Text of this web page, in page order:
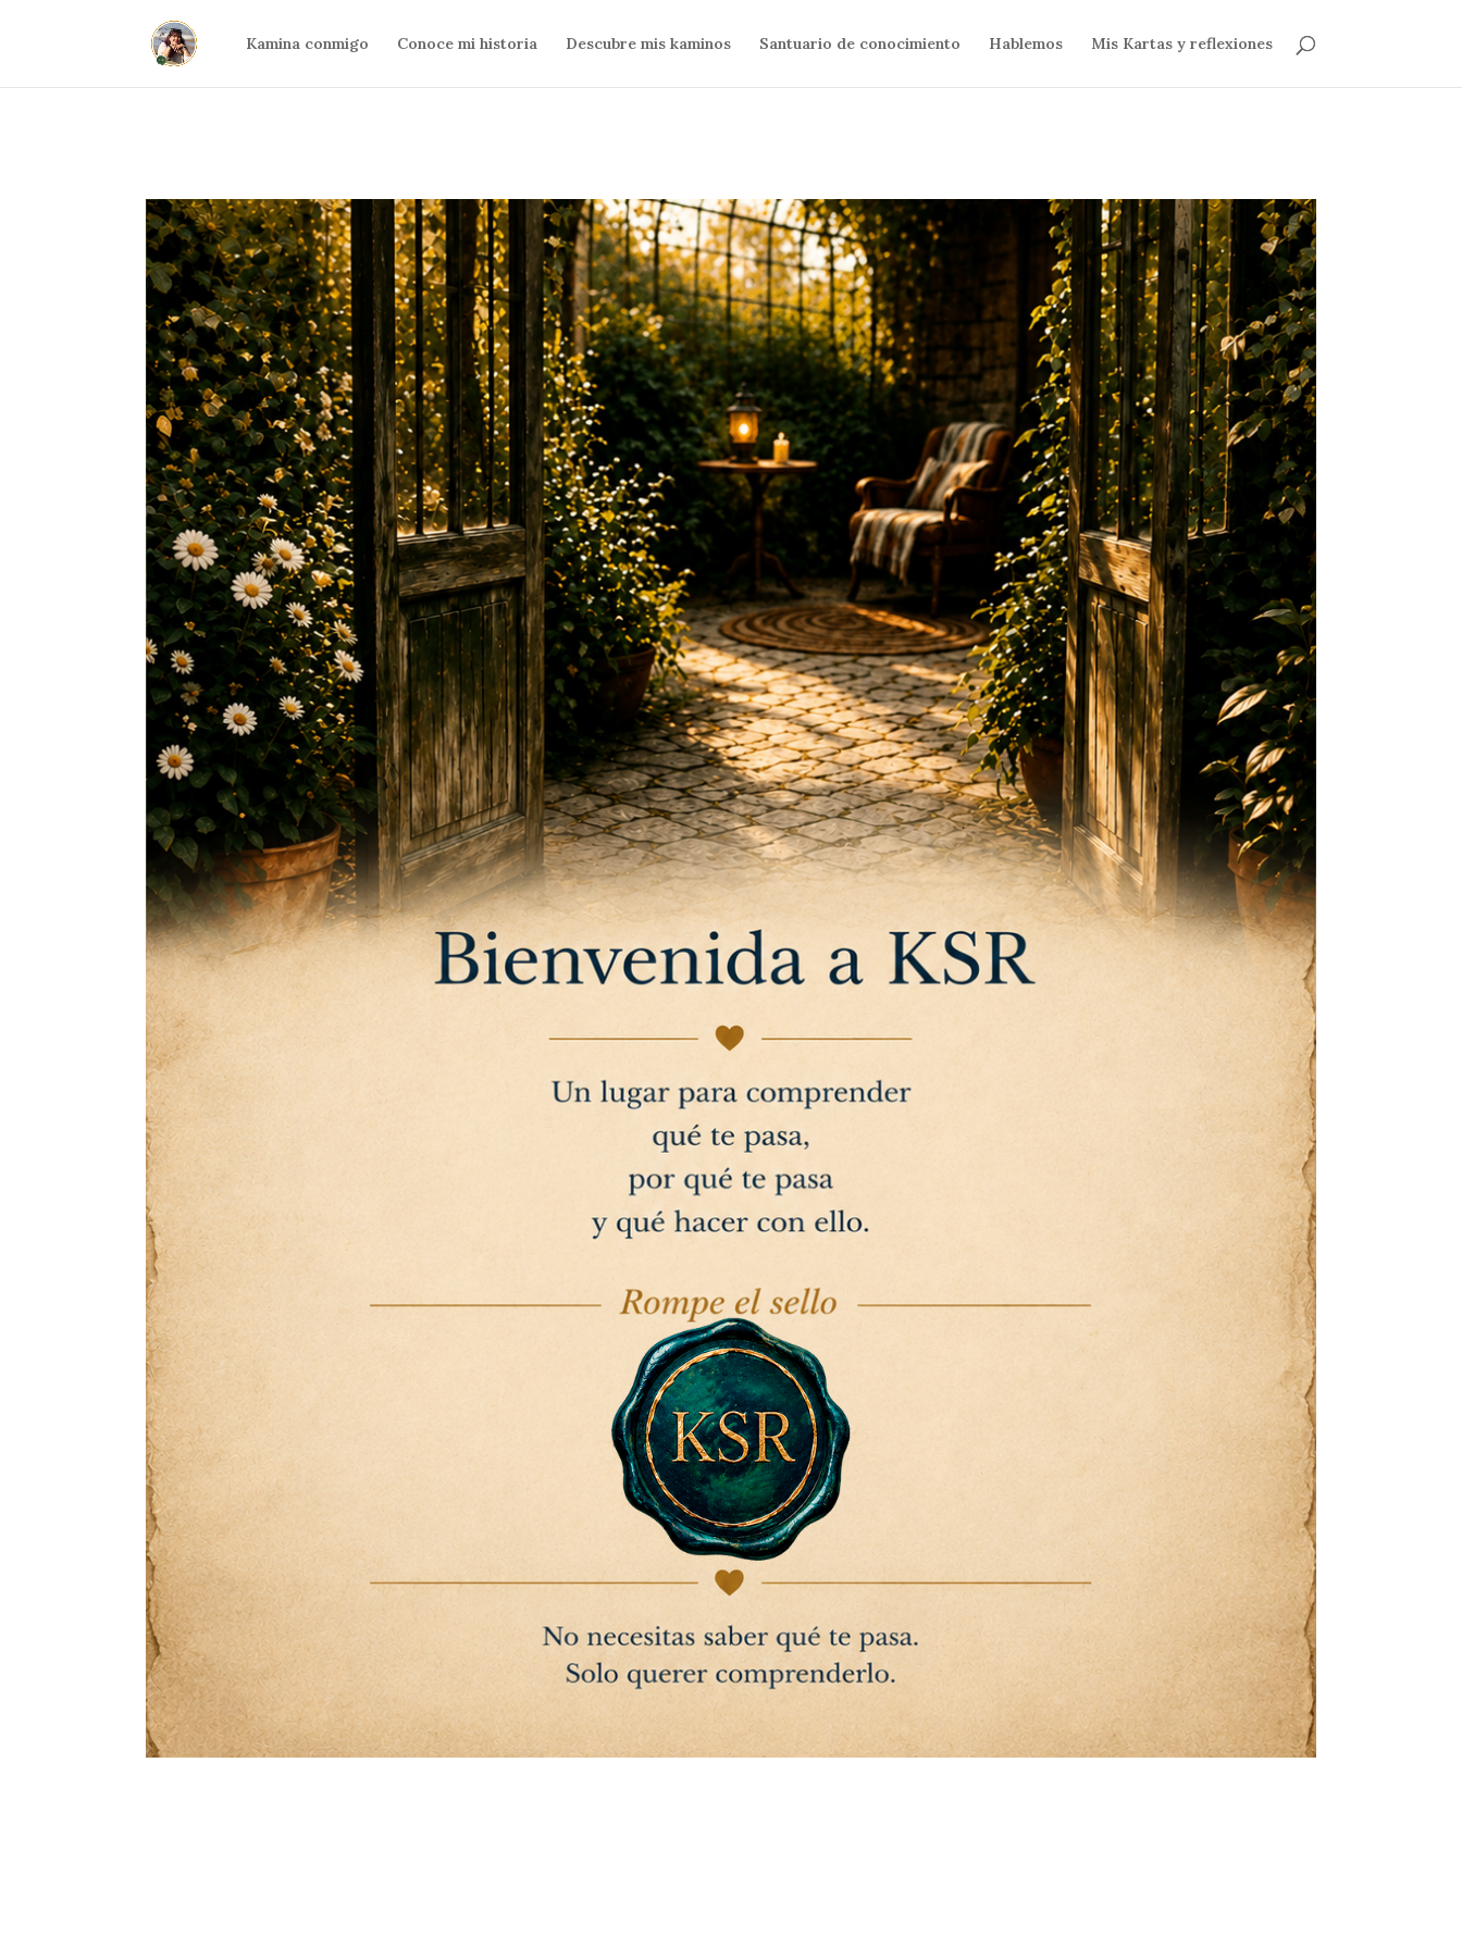
Kamina conmigo
Conoce mi historia Descubre mis kaminos Santuario de conocimiento Hablemos Mis Kartas y reflexiones